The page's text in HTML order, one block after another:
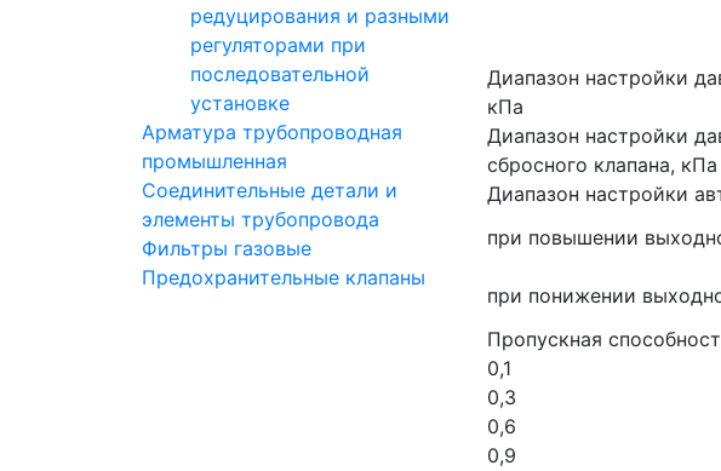
редуцирования и разными
регуляторами при
последовательной
установке
Арматура трубопроводная
промышленная
Соединительные детали и
элементы трубопровода
Фильтры газовые
Предохранительные клапаны
Диапазон настройки
кПа
Диапазон настройки
сбросного клапана, кПа
Диапазон настройки
при повышении
при понижении
Пропускная
0,1
0,3
0,6
0,9